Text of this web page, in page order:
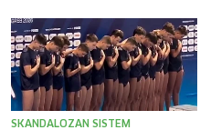
SKANDALOZAN SISTEM